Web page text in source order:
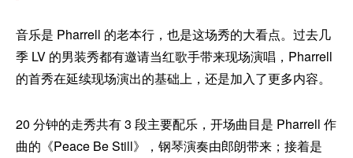
音乐是 Pharrell 的老本行，也是这场秀的大看点。过去几
季 LV 的男装秀都有邀请当红歌手带来现场演唱，Pharrell
的首秀在延续现场演出的基础上，还是加入了更多内容。
20 分钟的走秀共有 3 段主要配乐，开场曲目是 Pharrell 作
曲的《Peace Be Still》，钢琴演奏由郎朗带来；接着是